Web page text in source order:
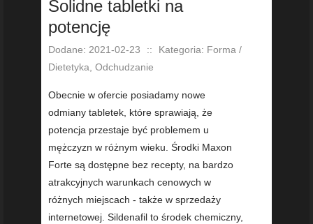
Solidne tabletki na
potencję
Dodane: 2021-02-23 ::
Kategoria: Forma /
Dietetyka, Odchudzanie
Obecnie w ofercie posiadamy nowe
odmiany tabletek, które sprawiają, że
potencja przestaje być problemem u
mężczyzn w różnym wieku. Środki Maxon
Forte są dostępne bez recepty, na bardzo
atrakcyjnych warunkach cenowych w
różnych miejscach - także w sprzedaży
internetowej. Sildenafil to środek chemiczny,